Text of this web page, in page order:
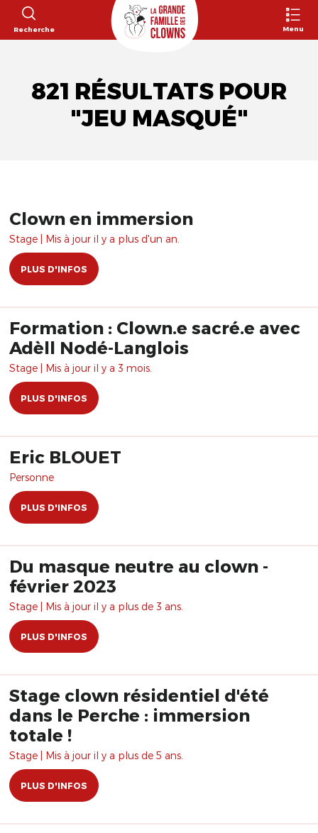
Recherche Menu
821 RÉSULTATS POUR
"JEU MASQUÉ"
Clown en immersion
Stage | Mis à jour il y a plus d'un an.
PLUS D'INFOS
Formation : Clown.e sacré.e avec
Adèll Nodé-Langlois
Stage | Mis à jour il y a 3 mois.
PLUS D'INFOS
Eric BLOUET
Personne
PLUS D'INFOS
Du masque neutre au clown -
février 2023
Stage | Mis à jour il y a plus de 3 ans.
PLUS D'INFOS
Stage clown résidentiel d'été
dans le Perche : immersion
totale !
Stage | Mis à jour il y a plus de 5 ans.
PLUS D'INFOS